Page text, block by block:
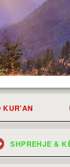
KUR'AN
SHPREHJE &